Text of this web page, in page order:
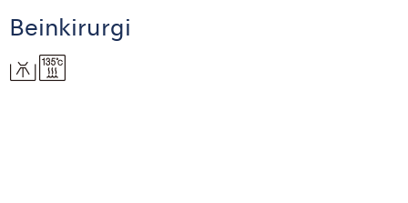
Beinkirurgi